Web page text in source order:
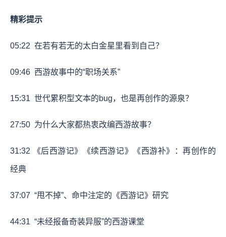
精彩提示
05:22 在若有若无的太白金星里看到自己？
09:46 西游故事中的“职场关系”
15:31 世代累积型文本的bug，也是再创作的源泉？
27:50 为什么大家都热衷改编西游故事？
31:32 《后西游记》《续西游记》《西游补》：再创作的
经典
37:07 “甩不掉”、命中注定的《西游记》研究
44:31 “未经报备奇装异服”的西游课堂